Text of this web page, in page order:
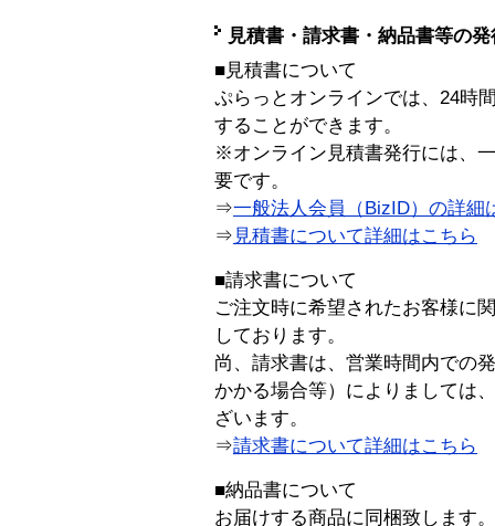
見積書・請求書・納品書等の
■見積書について
ぷらっとオンラインでは、24時
することができます。
※オンライン見積書発行には、
要です。
⇒一般法人会員（BizID）の詳細
⇒ 見積書について詳細はこちら
■請求書について
ご注文時に希望されたお客様に
しております。
尚、請求書は、営業時間内での
かかる場合等）によりましては
ざいます。
⇒請求書について詳細はこちら
■納品書について
お届けする商品に同梱致します。